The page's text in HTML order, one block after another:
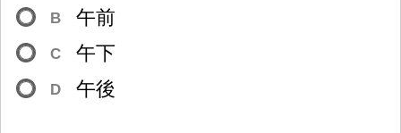
B 午前
C 午下
D 午後